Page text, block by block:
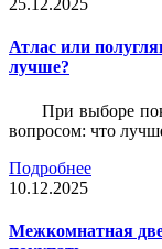
25.12.2025
Атлас или
лучше?
При выборе
вопросом: что
Подробнее
10.12.2025
Межкомнатная